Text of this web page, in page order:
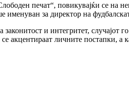
печат“, повикувајќи се
именуван за директор на
и интегритет,
акцентираат личните